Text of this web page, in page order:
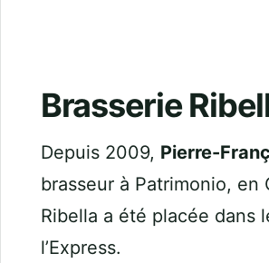
Brasserie
Depuis 2009, Pierre-
brasseur à Patrimonio, en
Ribella a été placée dans
l’Express.